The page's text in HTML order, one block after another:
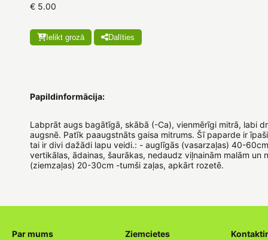
€ 5.00
Ielikt grozā Dalīties
Papildinformācija:
Labprāt augs bagātīgā, skābā (-Ca), vienmērīgi mitrā, labi
augsnē. Patīk paaugstnāts gaisa mitrums. Šī paparde ir
tai ir divi dažādi lapu veidi.: - auglīgās (vasarzaļas) 40-
vertikālas, ādainas, šaurākas, nedaudz viļnainām malām un
(ziemzaļas) 20-30cm -tumši zaļas, apkārt rozetē.
Par mums Ziemcietes